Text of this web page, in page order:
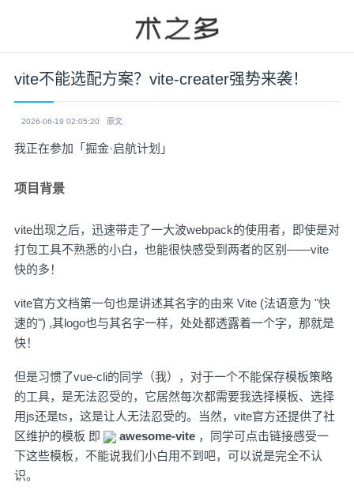
vite不能选配方案？vite-creater强势来袭！
2026-06-19 02:05:20 原文
我正在参加「掘金·启航计划」
项目背景
vite出现之后，迅速带走了一大波webpack的使用者，即使是对
打包工具不熟悉的小白，也能很快感受到两者的区别——vite
快的多！
vite官方文档第一句也是讲述其名字的由来 Vite (法语意为 "快
速的") ,其logo也与其名字一样，处处都透露着一个字，那就是
快！
但是习惯了vue-cli的同学（我），对于一个不能保存模板策略
的工具，是无法忍受的，它居然每次都需要我选择模板、选择
用js还是ts，这是让人无法忍受的。当然，vite官方还提供了社
区维护的模板 即
awesome-vite ，同学可点击链接感受一
下这些模板，不能说我们小白用不到吧，可以说是完全不认
识。